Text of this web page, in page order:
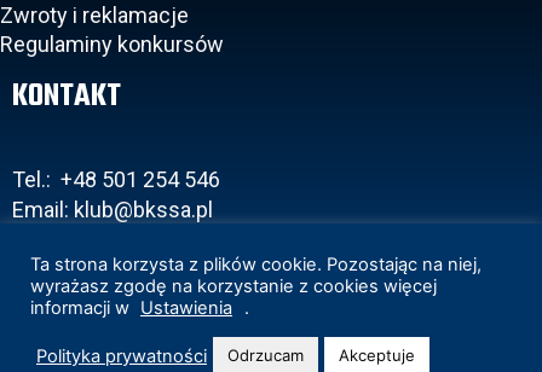
Zwroty i reklamacje
Regulaminy konkursów
KONTAKT
Tel.: +48 501 254 546
Email: klub@bkssa.pl
Copyright 2020 © BKS Bostik Bielsko-Biała
Projekt i realizacja:www.wertui.pl
Ta strona korzysta z plików cookie. Pozostając na niej,
wyrażasz zgodę na korzystanie z cookies więcej
informacji w Ustawienia .
Polityka prywatności Odrzucam Akceptuje